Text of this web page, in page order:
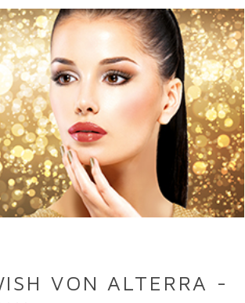
VON ALTERRA -